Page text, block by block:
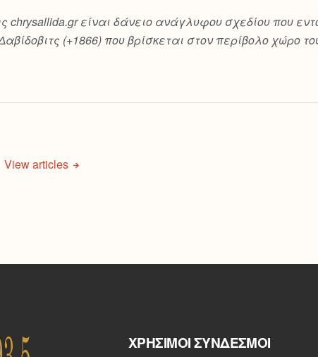
chrysallida.gr είναι δάνειο ανάγλυφου σχεδίου που
(+1866) που βρίσκεται στον περίβολο χώρο
View articles
ΧΡΉΣΙΜΟΙ ΣΎΝΔΕΣΜΟΙ